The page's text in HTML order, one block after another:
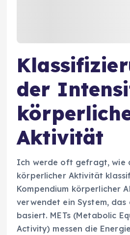
der
Aktivität
Ich werde oft gefragt, wie
körperlicher Aktivität
Kompendium körperlicher
verwendet ein System, das
basiert. METs (Metabolic
Activity) messen die